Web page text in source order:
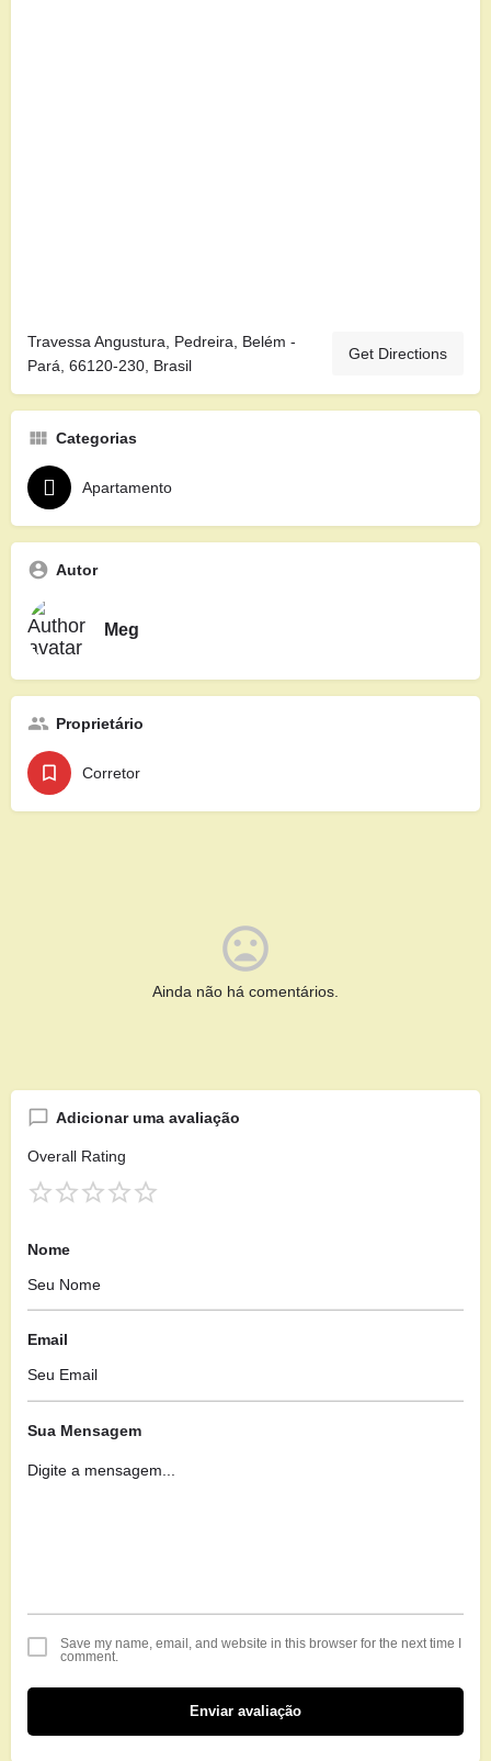
Travessa Angustura, Pedreira, Belém -
Pará, 66120-230, Brasil
Get Directions
Categorias
Apartamento
Autor
Meg
Proprietário
Corretor
Ainda não há comentários.
Adicionar uma avaliação
Overall Rating
Nome
Email
Sua Mensagem
Save my name, email, and website in this browser for the next time I
comment.
Enviar avaliação